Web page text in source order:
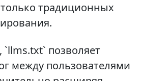
традиционных
позволяет
между пользователями